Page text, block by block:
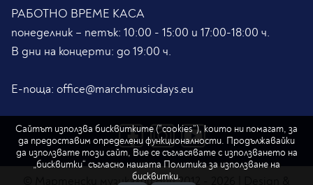
Сайтът използва бисквитките (“cookies”), които ни помагат, за
да предоставим определени функционалности. Продължавайки
да използвате този сайт, Вие се съгласявате с използването на
„бисквитки“ съгласно нашата Политика за използване на
бисквитки.
РАБОТНО ВРЕМЕ КАСА
понеделник – петък: 10:00 - 15:00 и 17:00-18:00 ч.
В дни на концерти: до 19:00 ч.
Е-поща: office@marchmusicdays.eu
© Мартенски музикални дни 2012 - 2026 | Design &